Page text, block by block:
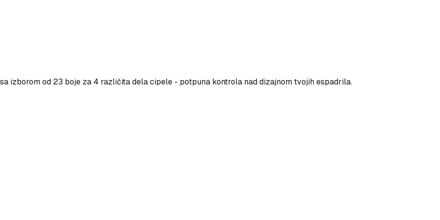
izborom od 23 boje za 4 različita dela cipele - potpuna kontrola nad dizajnom tvojih espadrila.